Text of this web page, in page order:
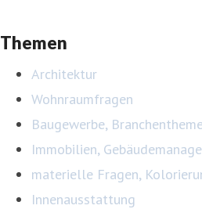
Themen
Architektur
Wohnraumfragen
Baugewerbe,
Immobilien,
materielle Fragen,
Innenausstattung